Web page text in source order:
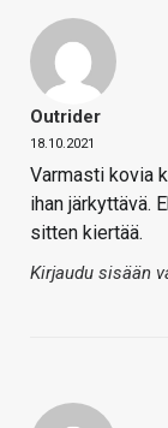
Outrider
18.10.2021
Varmasti kovia
ihan järkyttävä.
sitten kiertää.
Kirjaudu sisään